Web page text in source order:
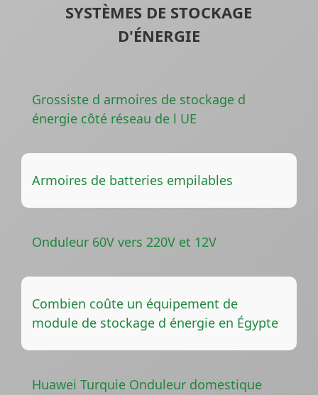
SYSTÈMES DE STOCKAGE
D'ÉNERGIE
Grossiste d armoires de stockage d
énergie côté réseau de l UE
Armoires de batteries empilables
Onduleur 60V vers 220V et 12V
Combien coûte un équipement de
module de stockage d énergie en Égypte
Huawei Turquie Onduleur domestique